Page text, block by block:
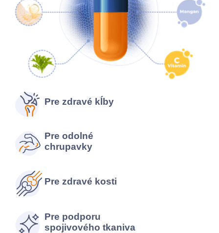
Pre zdravé kĺby
Pre odolné
chrupavky
Pre zdravé kosti
Pre podporu
spojivového tkaniva